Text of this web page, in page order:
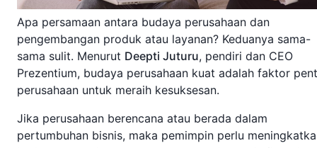
Apa persamaan antara budaya perusahaan dan
pengembangan produk atau layanan? Keduanya sama-
sama sulit. Menurut Deepti Juturu, pendiri dan CEO
Prezentium, budaya perusahaan kuat adalah faktor
perusahaan untuk meraih kesuksesan.
Jika perusahaan berencana atau berada dalam
pertumbuhan bisnis, maka pemimpin perlu